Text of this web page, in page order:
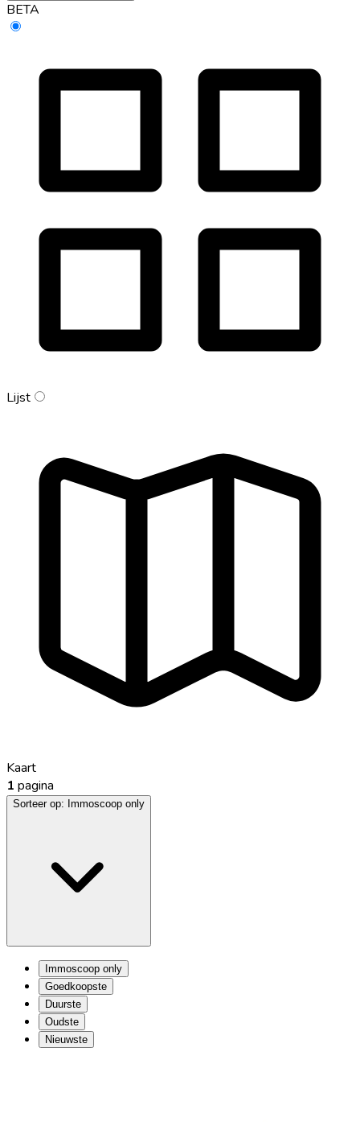
BETA
Lijst
Kaart
1 pagina
Sorteer op: Immoscoop only
Immoscoop only
Goedkoopste
Duurste
Oudste
Nieuwste